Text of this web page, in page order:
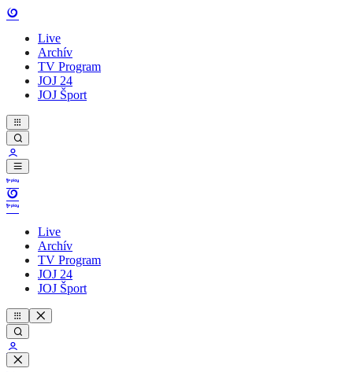
Live
Archív
TV Program
JOJ 24
JOJ Šport
Live
Archív
TV Program
JOJ 24
JOJ Šport